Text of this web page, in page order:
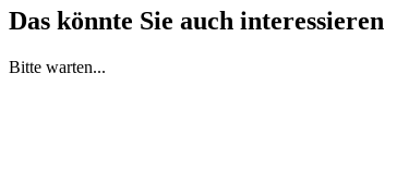
Das könnte Sie auch interessieren
Bitte warten...